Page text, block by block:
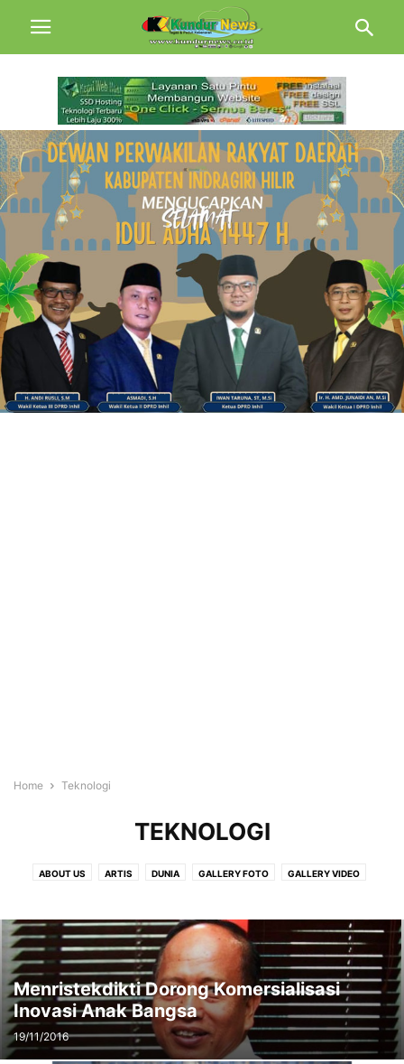
Home Teknologi
TEKNOLOGI
ABOUT US ARTIS DUNIA GALLERY FOTO GALLERY VIDEO
PARIWISATA PEDOMAN PEMBERITAAN MEDIA SYBER POS IKLAN
REGIONAL TEKNOLOGI
Menristekdikti Dorong Komersialisasi
Inovasi Anak Bangsa
19/11/2016